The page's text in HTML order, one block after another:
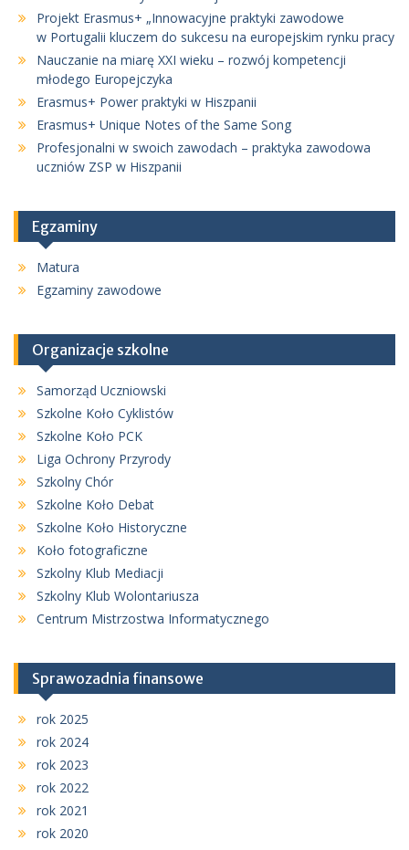
Projekt Erasmus+ „Innowacyjne praktyki zawodowe
w Portugalii kluczem do sukcesu na europejskim rynku pracy
Nauczanie na miarę XXI wieku – rozwój kompetencji
młodego Europejczyka
Erasmus+ Power praktyki w Hiszpanii
Erasmus+ Unique Notes of the Same Song
Profesjonalni w swoich zawodach – praktyka zawodowa
uczniów ZSP w Hiszpanii
Egzaminy
Matura
Egzaminy zawodowe
Organizacje szkolne
Samorząd Uczniowski
Szkolne Koło Cyklistów
Szkolne Koło PCK
Liga Ochrony Przyrody
Szkolny Chór
Szkolne Koło Debat
Szkolne Koło Historyczne
Koło fotograficzne
Szkolny Klub Mediacji
Szkolny Klub Wolontariusza
Centrum Mistrzostwa Informatycznego
Sprawozadnia finansowe
rok 2025
rok 2024
rok 2023
rok 2022
rok 2021
rok 2020